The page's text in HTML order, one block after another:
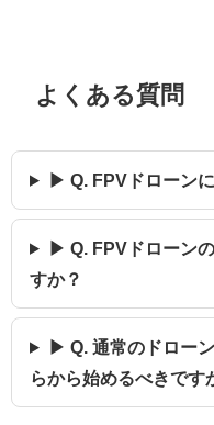
よくある質問
▶ Q. FPVドローン
▶ Q. FPVドローン
すか？
▶ Q. 通常のドロー
らから始めるべきです